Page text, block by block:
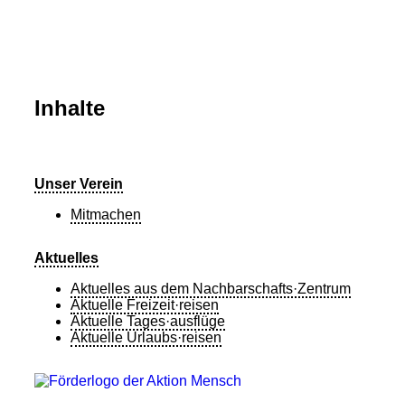
Inhalte
Unser Verein
Mitmachen
Aktuelles
Aktuelles aus dem Nachbarschafts·Zentrum
Aktuelle Freizeit·reisen
Aktuelle Tages·ausflüge
Aktuelle Urlaubs·reisen